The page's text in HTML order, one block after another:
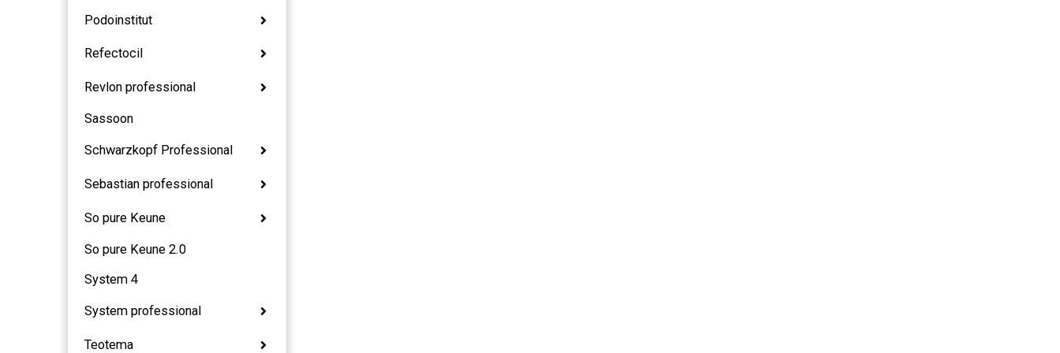
Podoinstitut
Refectocil
Revlon professional
Sassoon
Schwarzkopf Professional
Sebastian professional
So pure Keune
So pure Keune 2.0
System 4
System professional
Teotema